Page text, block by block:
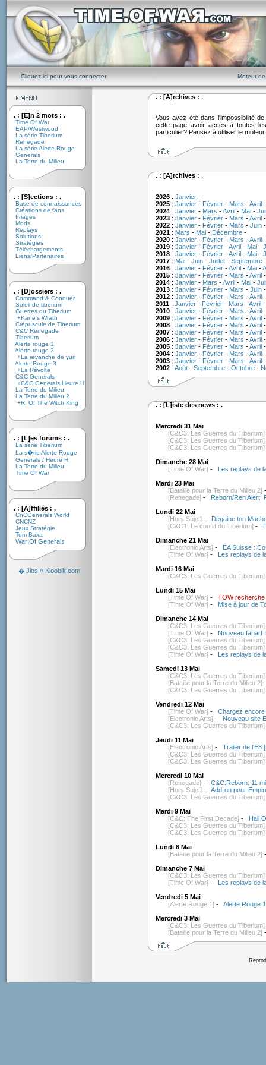
Cliquez ici pour vous connecter Moteur
. : [E]n 2 mots : .
Time Of War
EAP/Westwood
La série Tiberium
Renegade
La série Alerte Rouge
Generals
La Terre du Milieu
. : [S]ections : .
Base de connaissances
Créations de fans
Images
Mods
Replays
Solutions
Stratégies
Téléchargements
Liens/Partenaires
. : [D]ossiers : .
Command & Conquer
Soleil de tiberium
Guerres du Tiberium
+Kane's Wrath
Crépuscule de Tiberium
C&C Renegade
Tiberium
Alerte rouge 1
Alerte rouge 2
+La revanche de yuri
Alerte Rouge 3
+La Révolte
C&C Generals
+C&C Generals Heure H
La Terre du Milieu
La Terre du Milieu 2
+R. Of The Witch King
. : [L]es forums : .
La série Tiberium
La s�rie Alerte Rouge
Generals / Heure H
La Terre du Milieu
Time Of War
. : [A]ffiliés : .
CnCGenerals World
CNCNZ
Jeux Stratégie
Tom Baxa
War Of Generals
� Jios // Kloobik.com
. : [A]rchives : .
Vous avez été dans l'impossibilité
cette page avoir accès à toutes
particulier? Pensez à utiliser le
. : [A]rchives : .
2026: Janvier-
2025: Janvier- Février- Mars -Avril
2024: Janvier- Mars -Avril- Mai-
2023: Janvier- Février- Mars -Avril
2022: Janvier- Février- Mars - Juin
2021: Mars - Mai- Décembre-
2020: Janvier- Février- Mars -Avril
2019: Janvier- Février-Avril- Mai-
2018: Janvier- Février-Avril- Mai-
2017: Mai- Juin- Juillet- Septembre
2016: Janvier- Février-Avril- Mai-
2015: Janvier- Février- Mars -Avril
2014: Janvier- Mars -Avril- Mai-
2013: Janvier- Février- Mars - Juin
2012: Janvier- Février- Mars -Avril
2011: Janvier- Février- Mars -Avril
2010: Janvier- Février- Mars -Avril
2009: Janvier- Février- Mars -Avril
2008: Janvier- Février- Mars -Avril
2007: Janvier- Février- Mars -Avril
2006: Janvier- Février- Mars -Avril
2005: Janvier- Février- Mars -Avril
2004: Janvier- Février- Mars -Avril
2003: Janvier- Février- Mars -Avril
2002: Août- Septembre- Octobre-
. : [L]iste des news : .
Mercredi 31 Mai
[C&C3: Les Guerres du Tiberium]
[C&C3: Les Guerres du Tiberium]
[C&C3: Les Guerres du Tiberium]
Dimanche 28 Mai
[Time Of War] -
Les replays de
Mardi 23 Mai
[Bataille pour la Terre du Milieu 2]
[Renegade] -
Reborn/Ren Alert:
Lundi 22 Mai
[Hors Sujet] -
Dégaine ton
[C&C1: Le conflit du Tiberium] -
Dimanche 21 Mai
[Electronic Arts] -
EA Suisse :
[Time Of War] -
Les replays de
Mardi 16 Mai
[C&C3: Les Guerres du Tiberium]
Lundi 15 Mai
[Time Of War] - TOW recherche
[Time Of War] -
Mise à jour de
Dimanche 14 Mai
[C&C3: Les Guerres du Tiberium]
[Time Of War] -
Nouveau fanart
[C&C3: Les Guerres du Tiberium]
[C&C3: Les Guerres du Tiberium]
[Time Of War] -
Les replays de
Samedi 13 Mai
[C&C3: Les Guerres du Tiberium]
[Bataille pour la Terre du Milieu 2]
[C&C3: Les Guerres du Tiberium]
Vendredi 12 Mai
[Time Of War] - Chargez
[Electronic Arts] -
Nouveau site
[C&C3: Les Guerres du Tiberium]
Jeudi 11 Mai
[Electronic Arts] - Trailer de l'E3
[C&C3: Les Guerres du Tiberium]
[C&C3: Les Guerres du Tiberium]
Mercredi 10 Mai
[Renegade] - C&C:Reborn: 11
[Hors Sujet] - Add-on pour
[C&C3: Les Guerres du Tiberium]
Mardi 9 Mai
[C&C: The First Decade] -
Hall
[C&C3: Les Guerres du Tiberium]
[C&C3: Les Guerres du Tiberium]
Lundi 8 Mai
[Bataille pour la Terre du Milieu 2]
Dimanche 7 Mai
[C&C3: Les Guerres du Tiberium]
[Time Of War] -
Les replays de
Vendredi 5 Mai
[Alerte Rouge 1] - Alerte Rouge
Mercredi 3 Mai
[C&C3: Les Guerres du Tiberium]
[Bataille pour la Terre du Milieu 2]